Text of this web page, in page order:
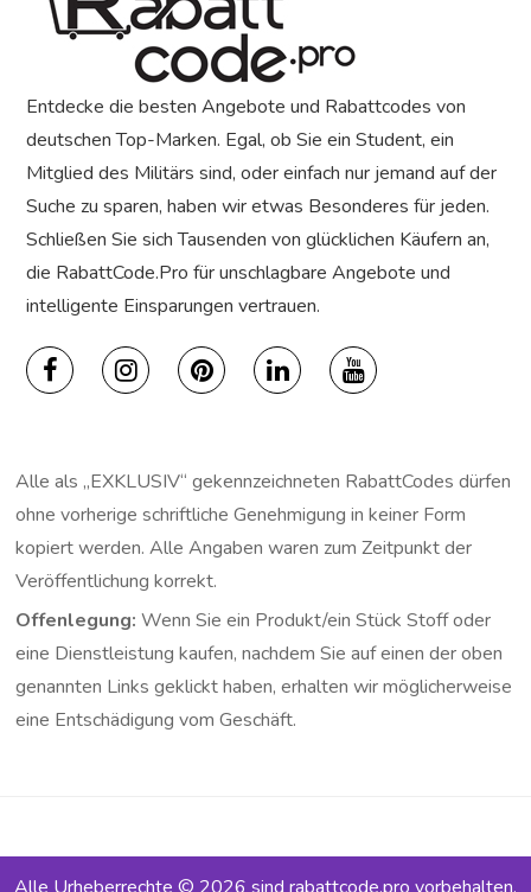
Entdecke die besten Angebote und Rabattcodes von
deutschen Top-Marken. Egal, ob Sie ein Student, ein
Mitglied des Militärs sind, oder einfach nur jemand auf der
Suche zu sparen, haben wir etwas Besonderes für jeden.
Schließen Sie sich Tausenden von glücklichen Käufern an,
die RabattCode.Pro für unschlagbare Angebote und
intelligente Einsparungen vertrauen.
Alle als „EXKLUSIV“ gekennzeichneten RabattCodes dürfen
ohne vorherige schriftliche Genehmigung in keiner Form
kopiert werden. Alle Angaben waren zum Zeitpunkt der
Veröffentlichung korrekt.
Offenlegung: Wenn Sie ein Produkt/ein Stück Stoff oder
eine Dienstleistung kaufen, nachdem Sie auf einen der oben
genannten Links geklickt haben, erhalten wir möglicherweise
eine Entschädigung vom Geschäft.